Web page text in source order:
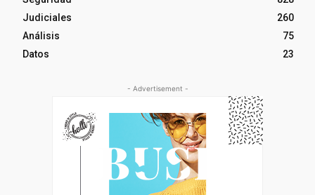
Judiciales
260
Análisis
75
Datos
23
- Advertisement -